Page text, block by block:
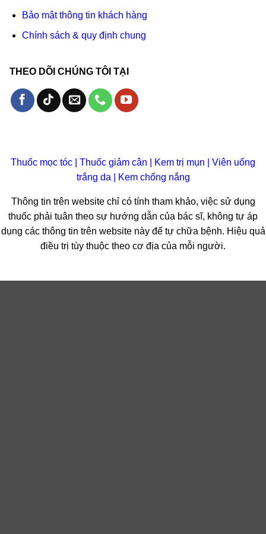
Bảo mật thông tin khách hàng
Chính sách & quy định chung
THEO DÕI CHÚNG TÔI TẠI
Thuốc mọc tóc Thuốc giảm cân Kem trị mụn
Viên uống
trắng da| Kem chống nắng
Thông tin trên website chỉ có tính tham khảo, việc sử dụng
thuốc phải tuân theo sự hướng dẫn của bác sĩ, không tự áp
dụng các thông tin trên website này để tự chữa bệnh. Hiệu quả
điều trị tùy thuộc theo cơ địa của mỗi người.